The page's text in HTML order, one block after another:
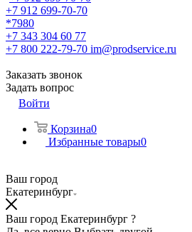
+7 912 699-70-70
*7980
+7 343 304 60 77
+7 800 222-79-70 im@prodservice.ru
Заказать звонок
Задать вопрос
Войти
Корзина0
Избранные товары0
Ваш город
Екатеринбург
Ваш город Екатеринбург ?